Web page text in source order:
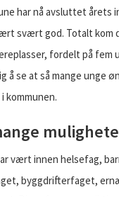
har nå avsluttet årets
svært god. Totalt kom
fordelt på fem
å se at så mange unge
kommunen.
vært innen helsefag,
byggdrifterfaget,